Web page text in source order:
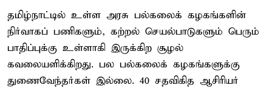
தமிழ்நாட்டில் உள்ள அரசு பல்கலைக் கழகங்களின்
நிர்வாகப் பணிகளும், கற்றல் செயல்பாடுகளும் பெரும்
பாதிப்புக்கு உள்ளாகி இருக்கிற சூழல்
கவலையளிக்கிறது. பல பல்கலைக் கழகங்களுக்கு
துணைவேந்தர்கள் இல்லை. 40 சதவிகித ஆசிரியர்